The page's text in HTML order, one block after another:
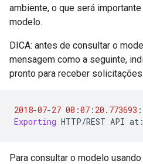
ambiente, o que será
modelo.
DICA: antes de consultar o
mensagem como a seguinte,
pronto para receber solicitações:
2018-07-27 00 :07 : 20.773693 :
Exporting HTTP/REST API at :
Para consultar o modelo